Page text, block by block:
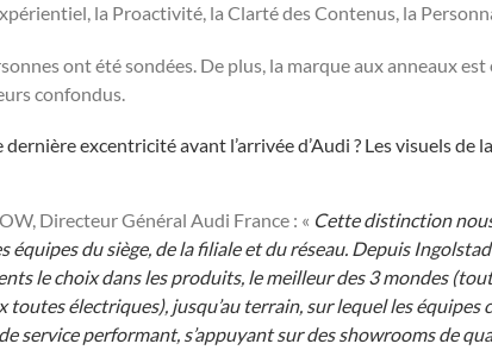
la Proactivité, la Clarté des Contenus, la
ont été sondées. De plus, la marque aux anneaux est
confondus.
dernière excentricité avant l’arrivée d’Audi ? Les visuels de
Directeur Général Audi France : « Cette distinction
équipes du siège, de la filiale et du réseau. Depuis
le choix dans les produits, le meilleur des 3 mondes
électriques), jusqu’au terrain, sur lequel les équipes
service performant, s’appuyant sur des showrooms de